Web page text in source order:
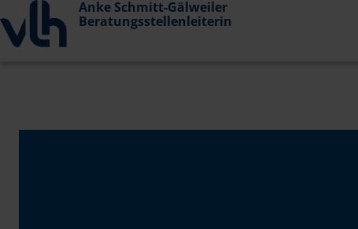
Anke Schmitt-Gälweiler
Beratungsstellenleiterin